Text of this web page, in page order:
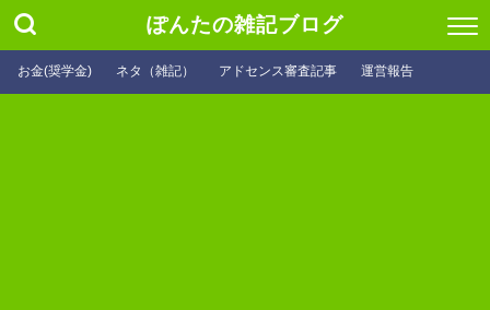
ぽんたの雑記ブログ
お金(奨学金) ネタ（雑記） アドセンス審査記事 運営報告